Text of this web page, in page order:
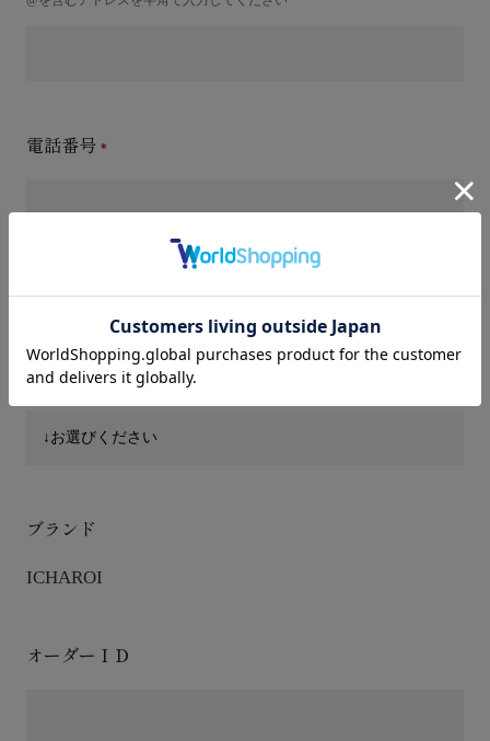
電話番号
件名(タイトル)
ブランド
ICHAROI
オーダーＩＤ